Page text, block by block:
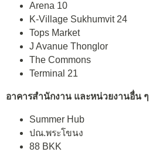
Arena 10
K-Village Sukhumvit 24
Tops Market
J Avanue Thonglor
The Commons
Terminal 21
อาคารสำนักงาน และหน่วยงานอื่น ๆ
Summer Hub
ปณ.พระโขนง
88 BKK